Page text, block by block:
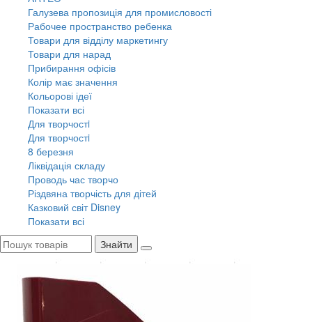
Галузева пропозиція для промисловості
Рабочее пространство ребенка
Товари для відділу маркетингу
Товари для нарад
Прибирання офісів
Колір має значення
Кольорові ідеї
Показати всі
Для творчостi
Для творчостi
8 березня
Ліквідація складу
Проводь час творчо
Різдвяна творчість для дітей
Казковий світ Disney
Показати всі
Знайти